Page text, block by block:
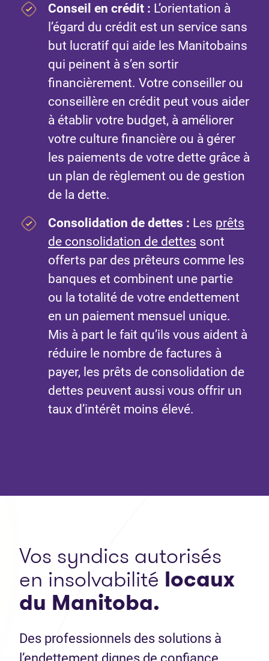
Conseil en crédit : L’orientation à
l’égard du crédit est un service sans
but lucratif qui aide les Manitobains
qui peinent à s’en sortir
financièrement. Votre conseiller ou
conseillère en crédit peut vous aider
à établir votre budget, à améliorer
votre culture financière ou à gérer
les paiements de votre dette grâce à
un plan de règlement ou de gestion
de la dette.
Consolidation de dettes : Les prêts
de consolidation de dettes sont
offerts par des prêteurs comme les
banques et combinent une partie
ou la totalité de votre endettement
en un paiement mensuel unique.
Mis à part le fait qu’ils vous aident à
réduire le nombre de factures à
payer, les prêts de consolidation de
dettes peuvent aussi vous offrir un
taux d’intérêt moins élevé.
Vos syndics autorisés
en insolvabilité locaux
du Manitoba.
Des professionnels des solutions à